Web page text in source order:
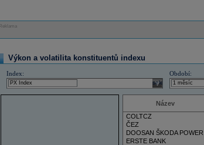
Reklama
Výkon a volatilita konstituentů indexu
Index:
select
Období:
Název
COLTCZ
ČEZ
DOOSAN ŠKODA POWER
ERSTE BANK